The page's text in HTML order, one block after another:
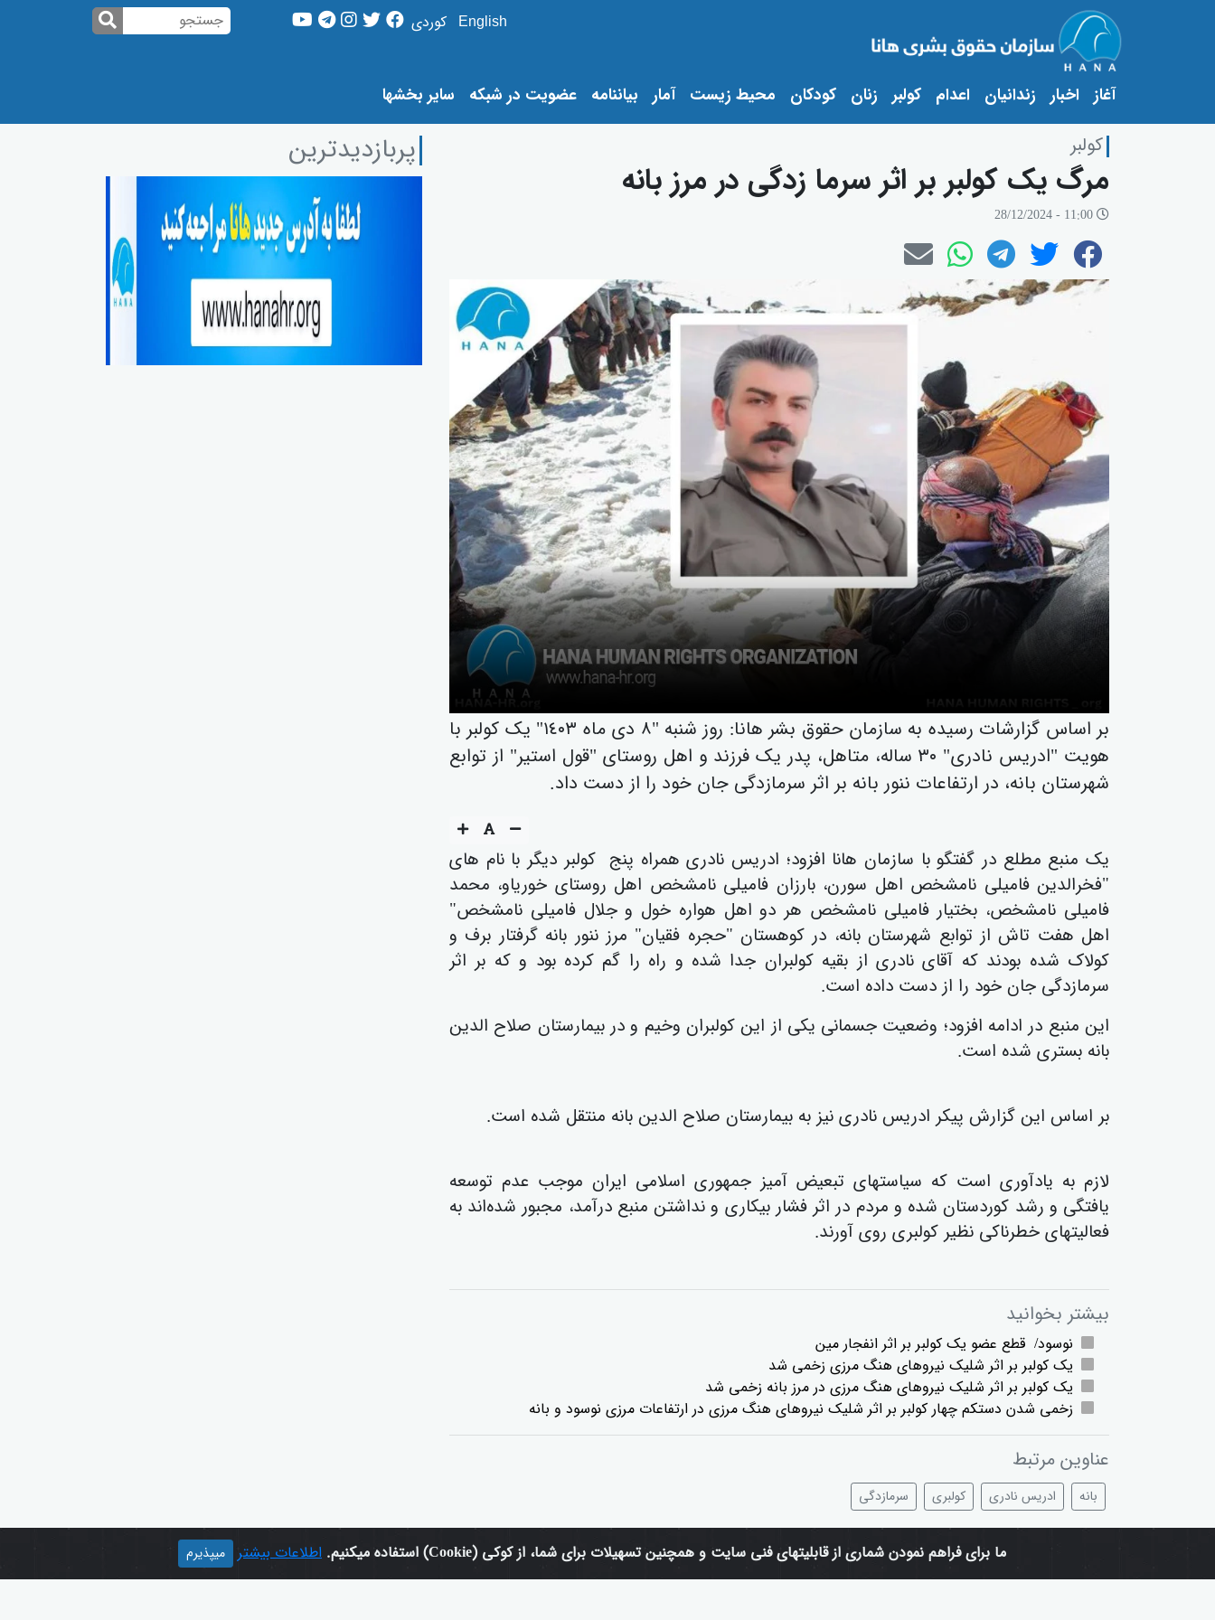
English کوردی
آغاز اخبار زندانیان اعدام کولبر زنان کودکان محیط زیست آمار بیاننامە عضویت در شبکە سایر بخشها
کولبر
مرگ یک کولبر بر اثر سرما زدگی در مرز بانە
بر اساس گزارشات رسیدە بە سازمان حقوق بشر هانا: روز شنبە "٨ دی ماە ١٤٠٣" یک کولبر با
هویت "ادریس نادری" ٣٠ سالە، متاهل، پدر یک فرزند و اهل روستای "قول استیر" از توابع
شهرستان بانە، در ارتفاعات ننور بانە بر اثر سرمازدگی جان خود را از دست داد.
یک منبع مطلع در گفتگو با سازمان هانا افزود؛ ادریس نادری همراە پنج کولبر دیگر با نام های
"فخرالدین فامیلی نامشخص اهل سورن، بارزان فامیلی نامشخص اهل روستای خوریاو، محمد
فامیلی نامشخص، بختیار فامیلی نامشخص هر دو اهل هوارە خول و جلال فامیلی نامشخص"
اهل هفت تاش از توابع شهرستان بانە، در کوهستان "حجرە فقیان" مرز ننور بانە گرفتار برف و
کولاک شدە بودند کە آقای نادری از بقیە کولبران جدا شدە و راە را گم کردە بود و کە بر اثر
سرمازدگی جان خود را از دست دادە است.
این منبع در ادامە افزود؛ وضعیت جسمانی یکی از این کولبران وخیم و در بیمارستان صلاح الدین
بانە بستری شدە است.
بر اساس این گزارش پیکر ادریس نادری نیز بە بیمارستان صلاح الدین بانە منتقل شدە است.
لازم به یادآوری است که سیاستهای تبعیض آمیز جمهوری اسلامی ایران موجب عدم توسعه
یافتگی و رشد کوردستان شده و مردم در اثر فشار بیکاری و نداشتن منبع درآمد، مجبور شده‌اند به
فعالیتهای خطرناکی نظیر کولبری روی آورند.
بیشتر بخوانید
نوسود/ قطع عضو یک کولبر بر اثر انفجار مین‌
یک کولبر بر اثر شلیک نیروهای هنگ مرزی زخمی شد
یک کولبر بر اثر شلیک نیروهای هنگ مرزی در مرز بانە زخمی شد
زخمی شدن دستکم چهار کولبر بر اثر شلیک نیروهای هنگ مرزی در ارتفاعات مرزی نوسود و بانە
عناوین مرتبط
بانە ادریس نادری کولبری سرمازدگی
پربازدیدترین
ما برای فراهم نمودن شماری از قابلیتهای فنی سایت و همچنین تسهیلات برای شما، از کوکی (Cookie) استفاده میکنیم. اطلاعات بیشتر میپذیرم
عضویت زبانها بخشها